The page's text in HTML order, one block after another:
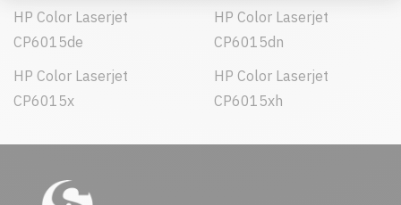
HP Color Laserjet
CP6015de
HP Color Laserjet
CP6015dn
HP Color Laserjet
CP6015x
HP Color Laserjet
CP6015xh